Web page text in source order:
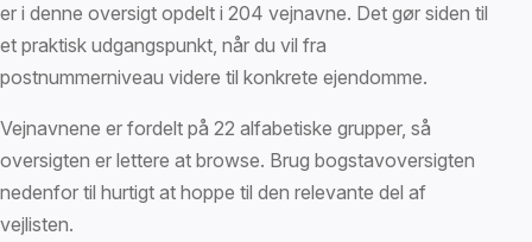
er i denne oversigt opdelt i 204 vejnavne. Det gør siden til
et praktisk udgangspunkt, når du vil fra
postnummerniveau videre til konkrete ejendomme.
Vejnavnene er fordelt på 22 alfabetiske grupper, så
oversigten er lettere at browse. Brug bogstavoversigten
nedenfor til hurtigt at hoppe til den relevante del af
vejlisten.